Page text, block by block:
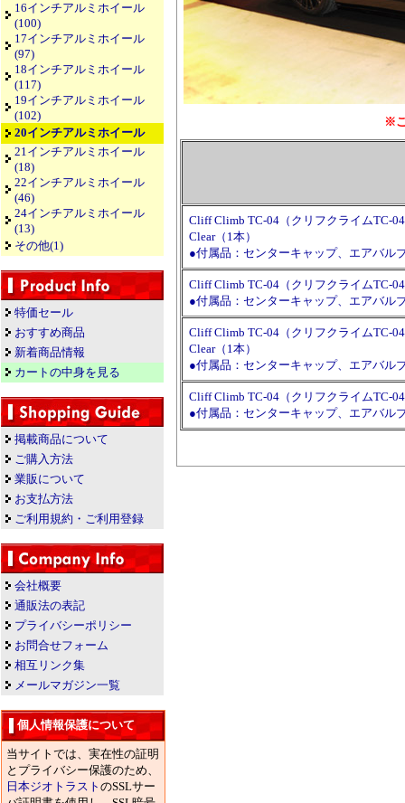
16インチアルミホイール
(100)
17インチアルミホイール
(97)
18インチアルミホイール
(117)
19インチアルミホイール
(102)
20インチアルミホイール
21インチアルミホイール
(18)
22インチアルミホイール
(46)
24インチアルミホイール
(13)
その他(1)
特価セール
おすすめ商品
新着商品情報
カートの中身を見る
掲載商品について
ご購入方法
業販について
お支払方法
ご利用規約・ご利用登録
会社概要
通販法の表記
プライバシーポリシー
お問合せフォーム
相互リンク集
メールマガジン一覧
個人情報保護について
当サイトでは、実在性の証明
とプライバシー保護のため、
日本ジオトラスト のSSLサー
※
Cliff Climb TC-04（クリフクライムTC-
Clear（1本）
●付属品：センターキャップ、エアバル
Cliff Climb TC-04（クリフクライムTC-
●付属品：センターキャップ、エアバル
Cliff Climb TC-04（クリフクライムTC-
Clear（1本）
●付属品：センターキャップ、エアバル
Cliff Climb TC-04（クリフクライムTC-
●付属品：センターキャップ、エアバル